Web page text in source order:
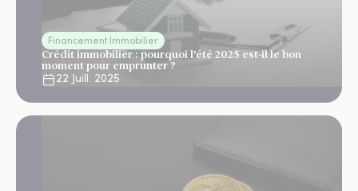
Financement Immobilier
Crédit immobilier : pourquoi l’été 2025 est-il le bon
moment pour emprunter ?
22 Juill. 2025